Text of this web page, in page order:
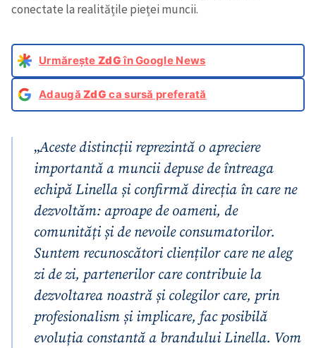
conectate la realitățile pieței muncii.
Urmărește ZdGîn Google News
AdaugăZdG ca sursă preferată
„Aceste distincții reprezintă o apreciere
importantă a muncii depuse de întreaga
echipă Linella și confirmă direcția în care ne
dezvoltăm: aproape de oameni, de
comunități și de nevoile consumatorilor.
Suntem recunoscători clienților care ne aleg
zi de zi, partenerilor care contribuie la
dezvoltarea noastră și colegilor care, prin
profesionalism și implicare, fac posibilă
evoluția constantă a brandului Linella. Vom